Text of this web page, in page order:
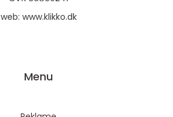
web: www.klikko.dk
Menu